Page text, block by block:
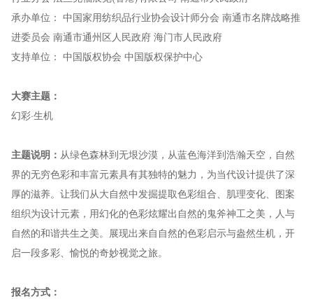
承办单位： 中国家用纺织品行业协会设计师分会 南通市名牌战略推
进委员会 南通市通州区人民政府 海门市人民政府
支持单位： 中国版权协会 中国版权保护中心
大赛主题：
幻彩·生机
主题说明： 从绿色森林到无垠沙漠，从蓝色海洋到浩瀚天空，自然
界的无穷色彩和丰富元素具有其独特的魅力，为当代设计提供了深
厚的滋养。让我们从大自然中发掘提取色彩组合、肌理变化、图案
组织为设计元素，用幻化的色彩炫耀出自然的鬼斧神工之美，人与
自然的和谐共生之美。展现出来自自然的色彩启示与盎然生机，开
启一段多彩、愉悦的奇妙视觉之旅。
报名方式：